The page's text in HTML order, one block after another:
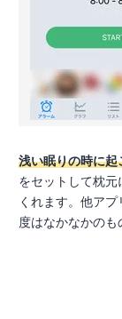
浅い眠りの時に起
をセットして枕
くれます。他ア
度はなかなかのも